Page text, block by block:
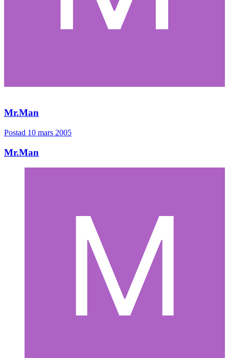
Mr.Man
Postad 10 mars 2005
Mr.Man